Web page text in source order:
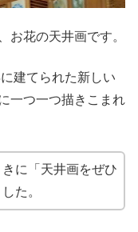
お花の天井画です。
建てられた新しい
一つ一つ描きこまれ
に「天井画をぜひ
た。